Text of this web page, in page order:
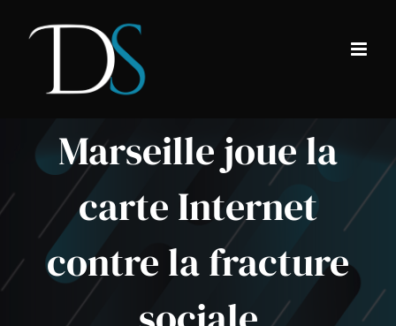
Marseille joue la
carte Internet
contre la fracture